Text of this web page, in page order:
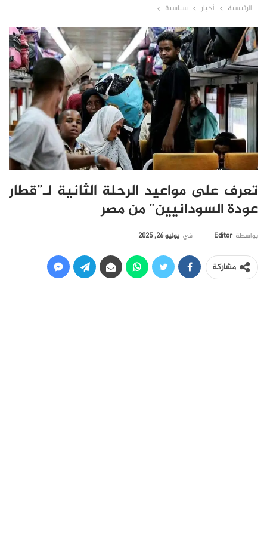
الرئيسية أخبار سياسية
تعرف على مواعيد الرحلة الثانية لـ”قطار
عودة السودانيين” من مصر
بواسطة Editor في يوليو 26, 2025
مشاركة